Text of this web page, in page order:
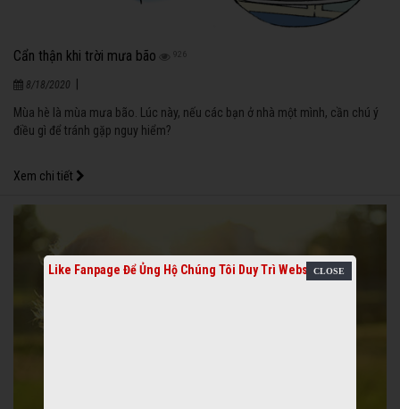
Cẩn thận khi trời mưa bão 926
8/18/2020
Mùa hè là mùa mưa bão. Lúc này, nếu các bạn ở nhà một mình, cần chú ý
điều gì để tránh gặp nguy hiểm?
Xem chi tiết
Like Fanpage Để Ủng Hộ Chúng Tôi Duy Trì Website